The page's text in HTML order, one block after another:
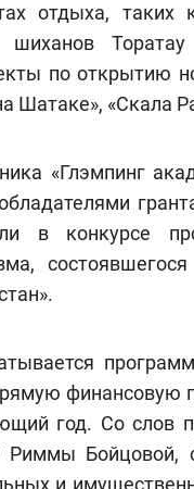
отдыха, таких
шиханов
по открытию
Шатаке», «Скала
«Глэмпинг
в конкурсе
финансовую
год. Со слов
Риммы Бойцовой,
и